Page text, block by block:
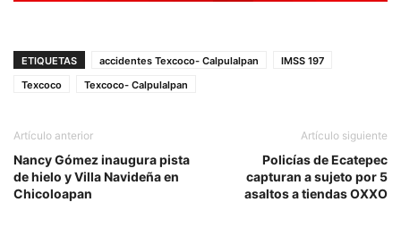
ETIQUETAS accidentes Texcoco- Calpulalpan
IMSS 197
Texcoco
Texcoco- Calpulalpan
Artículo anterior
Nancy Gómez inaugura pista
de hielo y Villa Navideña en
Chicoloapan
Artículo siguiente
Policías de Ecatepec
capturan a sujeto por 5
asaltos a tiendas OXXO